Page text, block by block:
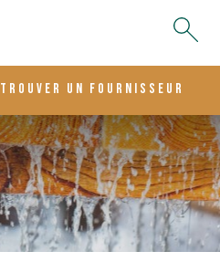
trouver un fournisseur